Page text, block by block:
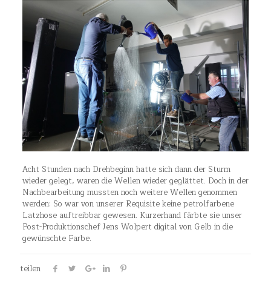
Acht Stunden nach Drehbeginn hatte sich dann der Sturm
wieder gelegt, waren die Wellen wieder geglättet. Doch in der
Nachbearbeitung mussten noch weitere Wellen genommen
werden: So war von unserer Requisite keine petrolfarbene
Latzhose auftreibbar gewesen. Kurzerhand färbte sie unser
Post-Produktionschef Jens Wolpert digital von Gelb in die
gewünschte Farbe.
teilen